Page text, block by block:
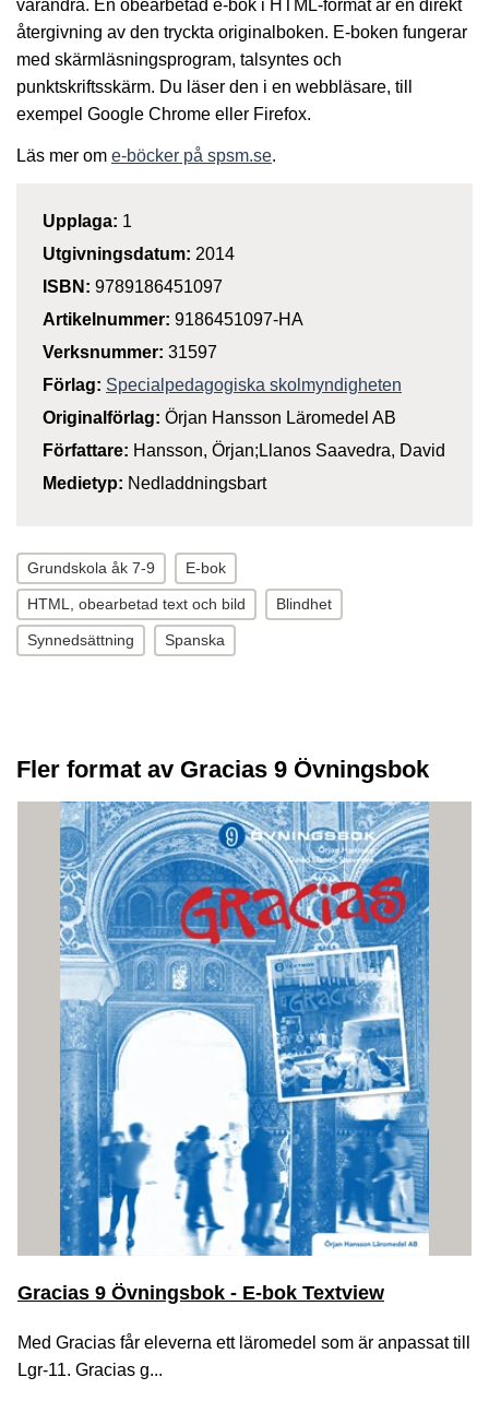
varandra. En obearbetad e-bok i HTML-format är en direkt
återgivning av den tryckta originalboken. E-boken fungerar
med skärmläsningsprogram, talsyntes och
punktskriftsskärm. Du läser den i en webbläsare, till
exempel Google Chrome eller Firefox.
Läs mer om e-böcker på spsm.se.
Upplaga: 1
Utgivningsdatum: 2014
ISBN: 9789186451097
Artikelnummer: 9186451097-HA
Verksnummer: 31597
Förlag: Specialpedagogiska skolmyndigheten
Originalförlag: Örjan Hansson Läromedel AB
Författare: Hansson, Örjan;Llanos Saavedra, David
Medietyp: Nedladdningsbart
Grundskola åk 7-9 E-bok
HTML, obearbetad text och bild Blindhet
Synnedsättning Spanska
Fler format av Gracias 9 Övningsbok
Gracias 9 Övningsbok - E-bok Textview
Med Gracias får eleverna ett läromedel som är anpassat till
Lgr-11. Gracias g...